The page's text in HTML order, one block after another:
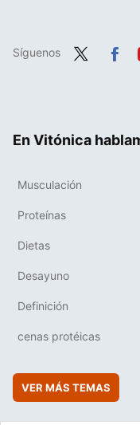
Síguenos
En Vitónica
Musculación
Proteínas
Dietas
Desayuno
Definición
cenas protéicas
VER MÁS TEMAS